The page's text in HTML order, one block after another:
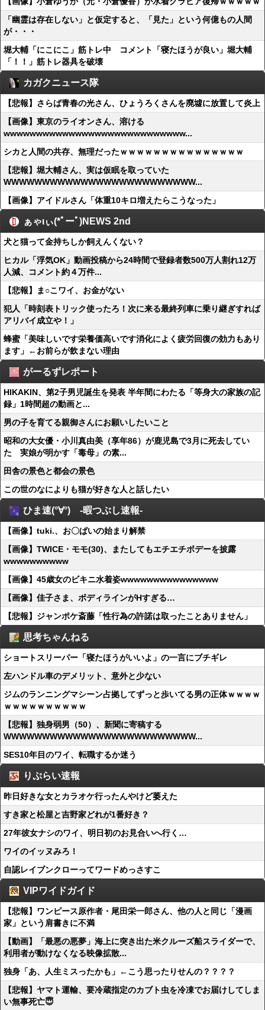
「幽霊は存在しない」と仮定すると、「見た」という何億もの人間
が・・・
堀大輔「にこにこ」筋トレ中 コメント「寝たほうが良い」堀大輔
「！！」筋トレ器具を破壊
カガクニュース隊
【悲報】さらば青春の光さん、ひょうろくさんを廃墟に放置して炎上
【画像】東京のライオンさん、溶ける
wwwwwwwwwwwwwwwwwwwwwwwwwwww...
シカと人間の共存、無理だったｗｗｗｗｗｗｗｗｗｗｗｗｗｗｗ
【悲報】堀大輔さん、実は仮眠を取っていた
WWWWWWWWWWWWWWWWWWWWWWWWW...
【画像】アイドルさん「体重10キロ増えたらこうなった」
ぁゃιぃ(*ﾟーﾟ)NEWS 2nd
犬と猫って金持ちしか飼えんくない？
ヒカル「浮気OK」動画投稿から24時間で登録者数500万人割れ12万
人減、コメント約４万件...
【悲報】ま○こワイ、お金がない
犯人「時刻表トリック使ったろ！次に来る最終列車に乗り継ぎすれば
アリバイ成立や！」
蜂蜜「美味しいです栄養価高いです消化によく疲労回復の効力もあり
ます」←お前らが飲まない理由
がーるずレポート
HIKAKIN、第2子男児誕生を発表 半年間にわたる「等身大の家族の記
録」1時間超の動画と...
男の子を育てる親御さんにお願いしたいこと
昭和の大女優・小川真由美（享年86）が鹿児島で3月に死去してい
た 実娘が明かす「毒母」の素...
田舎の景色と都会の景色
この世のなによりも猫が好きな人と話したい
ひま速(°∀°) -暇つぶし速報-
【画像】tuki.、お〇ぱいの始まり解禁
【画像】TWICE・モモ(30)、またしてもエチエチボデーを披露
wwwwwwwwww
【画像】45歳女のビキニ水着姿wwwwwwwwwwwwwww
【画像】佳子さま、ボディラインがHすぎる…
【悲報】ジャンポケ斎藤「性行為の許諾は取ったことありません」
思考ちゃんねる
ショートスリーパー「寝たほうがいいよ」の一言にブチギレ
左ハンドル車のデメリット、意外と少ない
ジムのランニングマシーン占拠してずっと歩いてる男の正体ｗｗｗｗ
ｗｗｗｗｗｗｗｗｗｗ
【悲報】独身弱男（50）、新聞に寄稿する
WWWWWWWWWWWWWWWWWWWWWWWWW...
SES10年目のワイ、転職するか迷う
りぷらい速報
昨日好きな女とカラオケ行ったんやけど萎えた
すき家と松屋と吉野家どれが1番好き？
27年彼女ナシのワイ、明日初のお見合いへ行く…
ワイのイッヌみろ！
自認レイブンクローってワードめっさすこ
VIPワイドガイド
【悲報】ワンピース原作者・尾田栄一郎さん、他の人と同じ「漫画
家」という肩書きに不満
【動画】「最悪の悪夢」海上に突き出た米クルーズ船スライダーで、
利用者が動けなくなる映像拡散...
独身「あ、人生ミスったかも」←こう思ったりせんの？？？？
【悲報】ヤマト運輸、要冷蔵指定のカブト虫を冷凍でお届けしてしま
い無事死亡😇